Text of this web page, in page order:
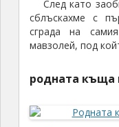
След като
сблъскахме с
сграда на
мавзолей, под
родната къща